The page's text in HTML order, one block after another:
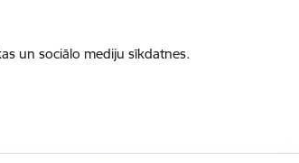
un sociālo mediju sīkdatnes.